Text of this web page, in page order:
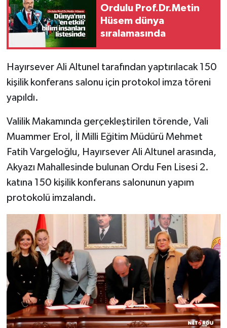
Ordulu Prof.Dr.Metin
Hüsem dünya
sıralamasında
Hayırsever Ali Altunel tarafından yaptırılacak 150
kişilik konferans salonu için protokol imza töreni
yapıldı.
Valilik Makamında gerçekleştirilen törende, Vali
Muammer Erol, İl Milli Eğitim Müdürü Mehmet
Fatih Vargeloğlu, Hayırsever Ali Altunel arasında,
Akyazı Mahallesinde bulunan Ordu Fen Lisesi 2.
katına 150 kişilik konferans salonunun yapım
protokolü imzalandı.
SPOR
TARIM
TEKNOLOJİ
TURİZM
VİDEO HABER
YAŞAM